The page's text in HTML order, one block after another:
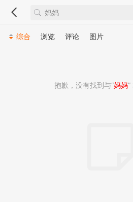
综合 浏览 评论 图片
抱歉，没有找到与“妈妈